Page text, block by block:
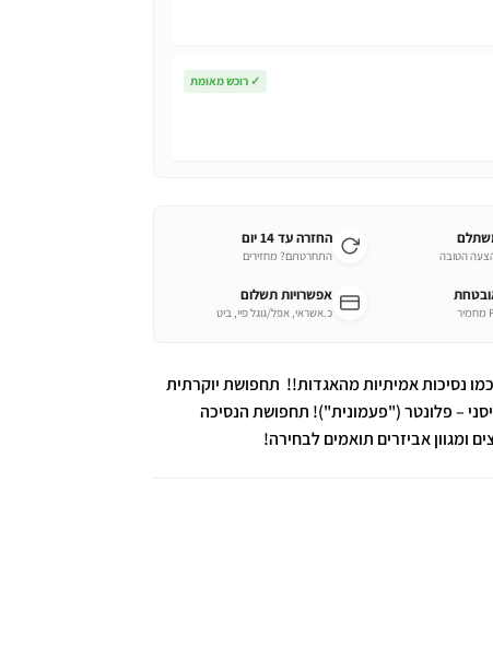
✓ רוכש מאומת
הטובה
החזרה עד 14 יום
התחרטתם? מחזירים
אפשרויות תשלום
כ.אשראי, אפל/גוגל פיי, ביט
נסיכות אמיתיות מהאגדות!! תחפושת יוקרתית
– פלונטר ("פעמונית")! תחפושת הנסיכה
ומגוון אביזרים תואמים לבחירה!